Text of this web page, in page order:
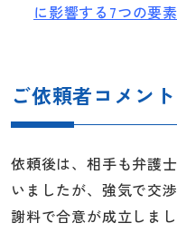
に影響する7つの要素
ご依頼者コメント
依頼後は、相手も弁護
いましたが、強気で交
謝料で合意が成立しまし